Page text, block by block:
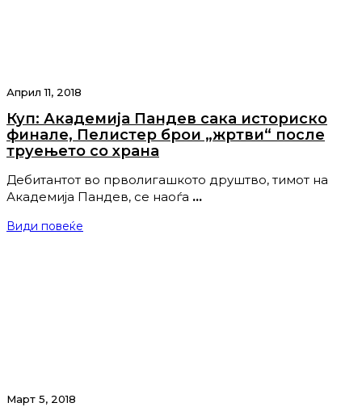
Април 11, 2018
Куп: Академија Пандев сака историско
финале, Пелистер брои „жртви“ после
труењето со храна
Дебитантот во прволигашкото друштво, тимот на
Академија Пандев, се наоѓа …
Види повеќе
Март 5, 2018